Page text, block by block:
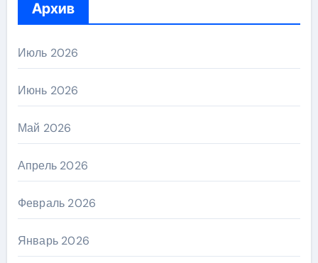
Архив
Июль 2026
Июнь 2026
Май 2026
Апрель 2026
Февраль 2026
Январь 2026